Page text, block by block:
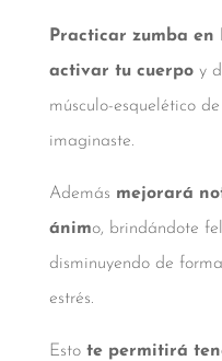
Practicar zumba
activar tu cuerpoy
músculo-esquelético
imaginaste.
Además mejorará
ánimo, brindándote
disminuyendo de
estrés.
Esto te permitirá